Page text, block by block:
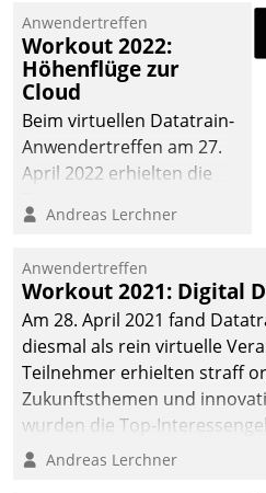
Mammutprojekte
meistern und Workloads
wuppen – bei zunehmend
anspruchsvollen
Aufgaben und
abnehmendem
Anwendertreffen
Workout 2022:
Höhenflüge zur
Cloud
Beim virtuellen Datatrain-
Anwendertreffen am 27.
April 2022 erhielten die
Teilnehmer kurzweilige
Cloud-Strategien und -
Lösungen mit hohem
Zukunftspotenzial.
Andreas Lerchner
Anwendertreffen
Workout 2021: Digital
Am 28. April 2021 fand
diesmal als rein virtuelle
Teilnehmer erhielten straff
Zukunftsthemen und
wurden die Top-
Andreas Lerchner